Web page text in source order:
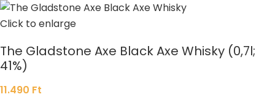
Click to enlarge
The Gladstone Axe Black Axe Whisky (0,7l;
41%)
11.490 Ft